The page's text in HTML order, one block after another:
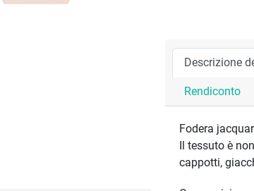
Descrizione
Rendiconto
Fodera
Il tessuto è
cappotti,